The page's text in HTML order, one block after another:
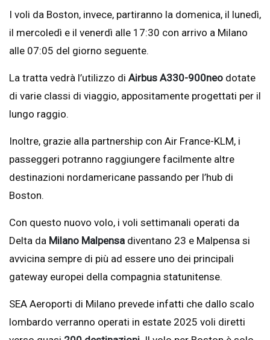
I voli da Boston, invece, partiranno la domenica, il lunedì,
il mercoledì e il venerdì alle 17:30 con arrivo a Milano
alle 07:05 del giorno seguente.
La tratta vedrà l’utilizzo di Airbus A330-900neo dotate
di varie classi di viaggio, appositamente progettati per il
lungo raggio.
Inoltre, grazie alla partnership con Air France-KLM, i
passeggeri potranno raggiungere facilmente altre
destinazioni nordamericane passando per l’hub di
Boston.
Con questo nuovo volo, i voli settimanali operati da
Delta da Milano Malpensa diventano 23 e Malpensa si
avvicina sempre di più ad essere uno dei principali
gateway europei della compagnia statunitense.
SEA Aeroporti di Milano prevede infatti che dallo scalo
lombardo verranno operati in estate 2025 voli diretti